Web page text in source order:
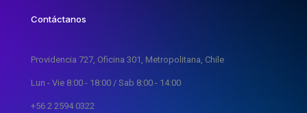
Contáctanos
Providencia 727, Oficina 301, Metropolitana, Chile
Lun - Vie 8:00 - 18:00 / Sab 8:00 - 14:00
+56 2 2594 0322